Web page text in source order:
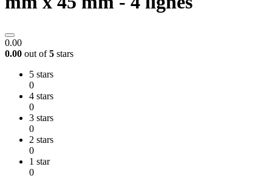
0.00
0.00 out of5 stars
5 stars
0
4 stars
0
3 stars
0
2 stars
0
1 star
0